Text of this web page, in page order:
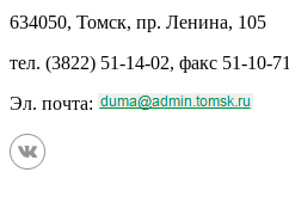
634050, Томск, пр. Ленина, 105
тел. (3822) 51-14-02, факс 51-10-71
Эл. почта: